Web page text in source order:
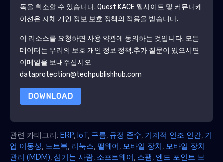
독을 취소할 수 있습니다. Quest KACE웹사이트 및 커뮤니케
이션은 자체 개인 정보 보호 정책의 적용을 받습니다.
이 리소스를 요청하면 사용 약관에 동의하는 것입니다. 모든
데이터는 우리의 보호 개인 정보 정책.추가 질문이 있으시면
이메일을 보내주십시오
dataprotection@techpublishhub.com
DOWNLOAD
관련 카테고리: ERP IoT 구름 규정 준수 기계적 인조 인간 기
업 이동성 노트북 리눅스 맬웨어 모바일 장치 모바일 장치
관리 (MDM) 섬기는 사람 소프트웨어 스팸 엔드 포인트 보